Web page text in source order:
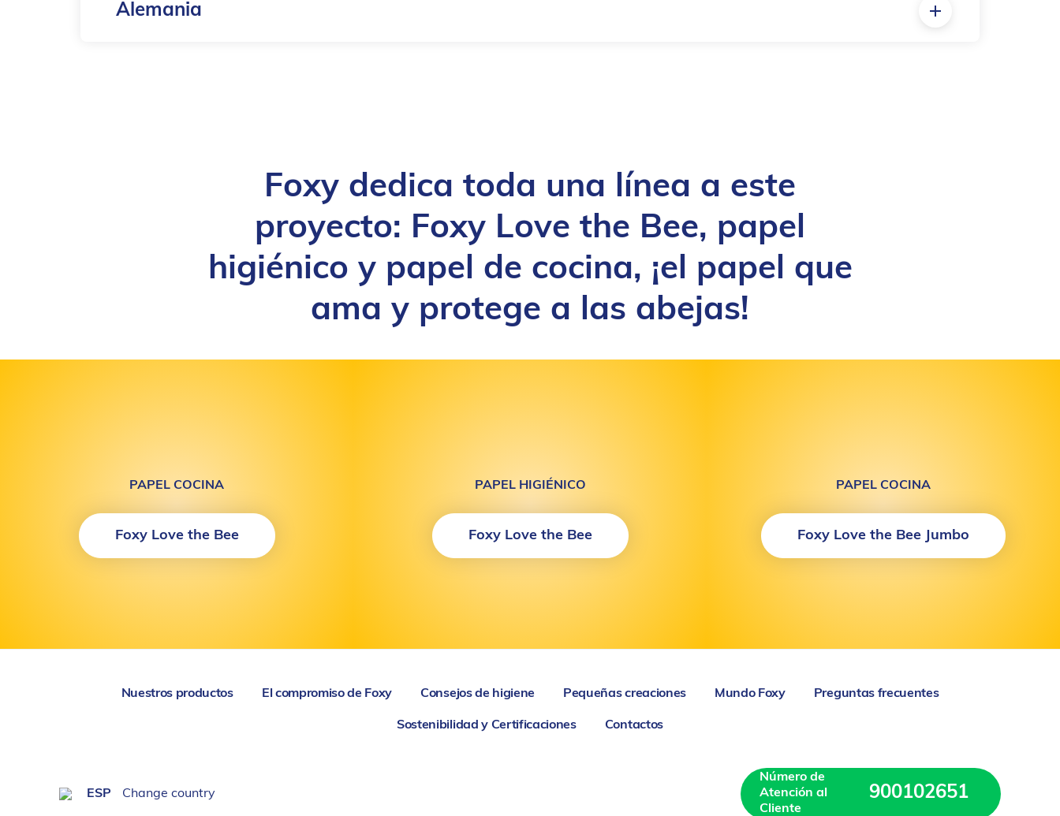
Alemania
Foxy dedica toda una línea a este
proyecto: Foxy Love the Bee, papel
higiénico y papel de cocina, ¡el papel que
ama y protege a las abejas!
PAPEL COCINA
Foxy Love the Bee
PAPEL HIGIÉNICO
Foxy Love the Bee
PAPEL COCINA
Foxy Love the Bee Jumbo
Nuestros productos El compromiso de Foxy Consejos de higiene Pequeñas creaciones Mundo Foxy Preguntas frecuentes
Sostenibilidad y Certificaciones Contactos
ESP Change country
Número de
Atención al
Cliente
900102651